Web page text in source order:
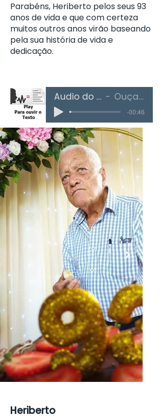
Parabéns, Heriberto pelos seus 93
anos de vida e que com certeza
muitos outros anos virão baseando
pela sua história de vida e
dedicação.
Áudio do Texto Ouça Aqui
-00:46
Heriberto